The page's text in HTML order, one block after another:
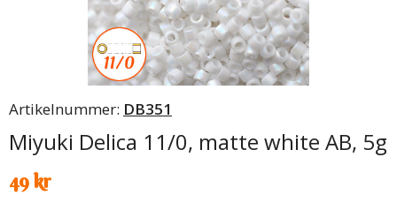
Artikelnummer: DB351
Miyuki Delica 11/0, matte white AB, 5g
49 kr